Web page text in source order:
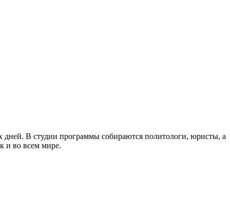
В студии программы собираются политологи, юристы, а
и во всем мире.